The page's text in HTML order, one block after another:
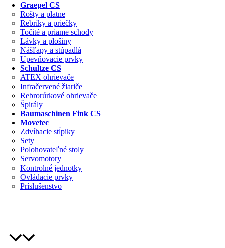
Graepel CS
Rošty a platne
Rebríky a priečky
Točité a priame schody
Lávky a plošiny
Nášľapy a stúpadlá
Upevňovacie prvky
Schultze CS
ATEX ohrievače
Infračervené žiariče
Rebrorúrkové ohrievače
Špirály
Baumaschinen Fink CS
Movetec
Zdvíhacie stĺpiky
Sety
Polohovateľné stoly
Servomotory
Kontrolné jednotky
Ovládacie prvky
Príslušenstvo